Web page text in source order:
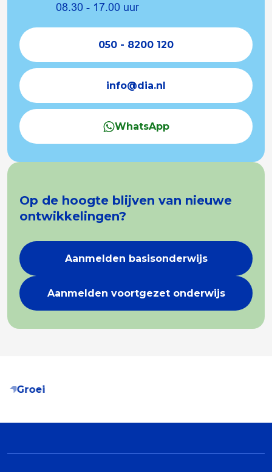
08.30 - 17.00 uur
050 - 8200 120
info@dia.nl
WhatsApp
Op de hoogte blijven van nieuwe
ontwikkelingen?
Aanmelden basisonderwijs
Aanmelden voortgezet onderwijs
Groei